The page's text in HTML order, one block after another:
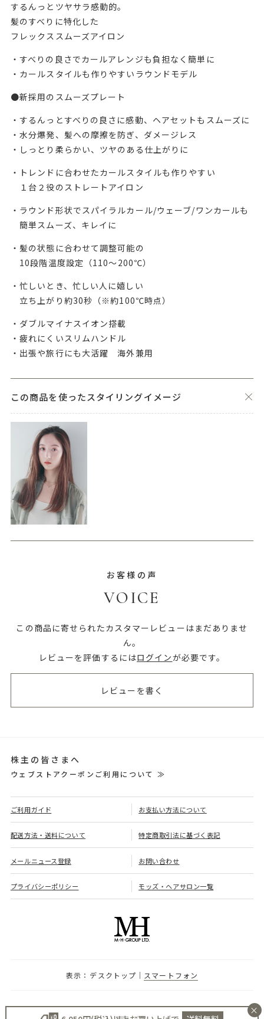
×
するんっとツヤサラ感動的。
髪のすべりに特化した
フレックススムーズアイロン
・すべりの良さでカールアレンジも負担なく簡単に
・カールスタイルも作りやすいラウンドモデル
●新採用のスムーズプレート
・するんっとすべりの良さに感動、ヘアセットもスムーズに
・水分爆発、髪への摩擦を防ぎ、ダメージレス
・しっとり柔らかい、ツヤのある仕上がりに
・トレンドに合わせたカールスタイルも作りやすい
１台２役のストレートアイロン
・ラウンド形状でスパイラルカール/ウェーブ/ワンカールも
簡単スムーズ、キレイに
・髪の状態に合わせて調整可能の
10段階温度設定（110～200℃）
・忙しいとき、忙しい人に嬉しい
立ち上がり約30秒（※約100℃時点）
・ダブルマイナスイオン搭載
・疲れにくいスリムハンドル
・出張や旅行にも大活躍 海外兼用
この商品を使ったスタイリングイメージ
お客様の声
VOICE
この商品に寄せられたカスタマーレビューはまだありませ
ん。
レビューを評価するにはログインが必要です。
レビューを書く
株主の皆さまへ
ウェブストアクーポンご利用について ≫
ご利用ガイド お支払い方法について
配送方法・送料について 特定商取引法に基づく表記
メールニュース登録 お問い合わせ
プライバシーポリシー モッズ・ヘアサロン一覧
デスクトップ スマートフォン